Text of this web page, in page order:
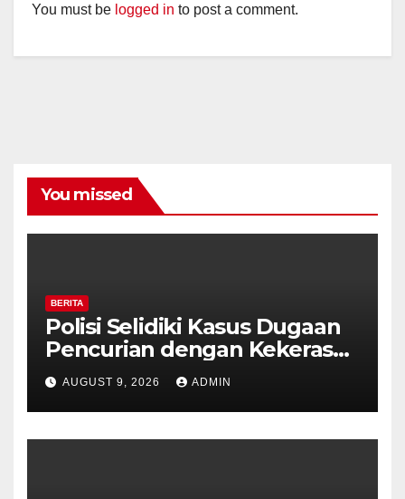
You must be logged in to post a comment.
You missed
BERITA
Polisi Selidiki Kasus Dugaan
Pencurian dengan Kekerasan
di Counter HP Royal Phone
Ambarawa.
AUGUST 9, 2026 ADMIN